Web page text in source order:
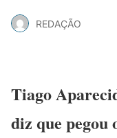
REDAÇÃO
Tiago
diz que pegou